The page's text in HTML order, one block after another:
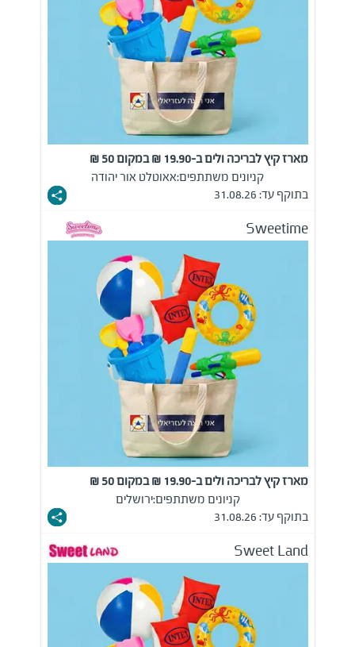
מארז קיץ לבריכה ולים ב-19.90 ₪ במקום 50 ₪
קניונים משתתפים:אאוטלט אור יהודה
בתוקף עד: 31.08.26
Sweetime
מארז קיץ לבריכה ולים ב-19.90 ₪ במקום 50 ₪
קניונים משתתפים:ירושלים
בתוקף עד: 31.08.26
Sweet Land